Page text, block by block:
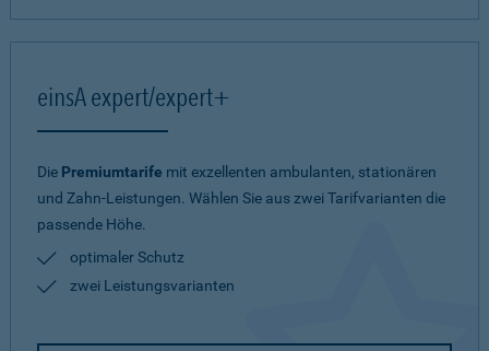
einsA expert/expert+
Die Premiumtarife mit exzellenten ambulanten, stationären
und Zahn-Leistungen. Wählen Sie aus zwei Tarifvarianten die
passende Höhe.
optimaler Schutz
zwei Leistungsvarianten